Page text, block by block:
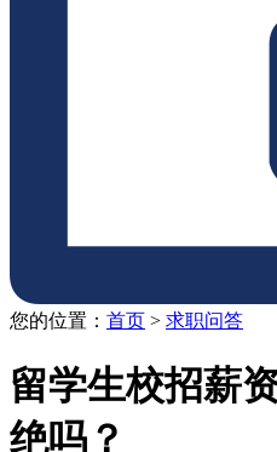
您的位置： 首页 > 求职问答
留学生校招薪
绝吗？